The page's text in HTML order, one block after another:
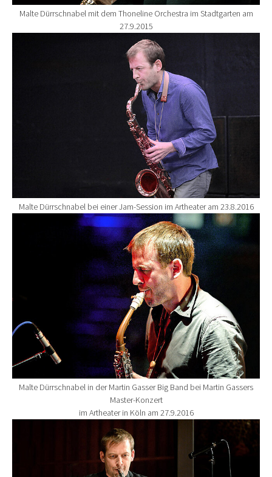
Malte Dürrschnabel mit dem Thoneline Orchestra im Stadtgarten am
27.9.2015
Malte Dürrschnabel bei einer Jam-Session im Artheater am 23.8.2016
Show larger version for:
Malte Dürrschnabel in der Martin Gasser Big Band bei Martin Gassers
Master-Konzert
im Artheater in Köln am 27.9.2016
Show larger version for: